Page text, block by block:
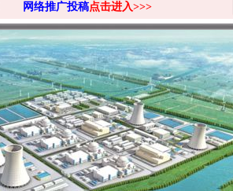
网络推广投稿点击进入>>>